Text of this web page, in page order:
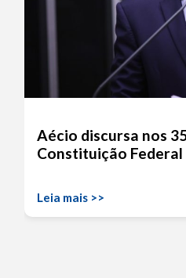
Aécio discursa nos
Constituição Federal
Leia mais >>